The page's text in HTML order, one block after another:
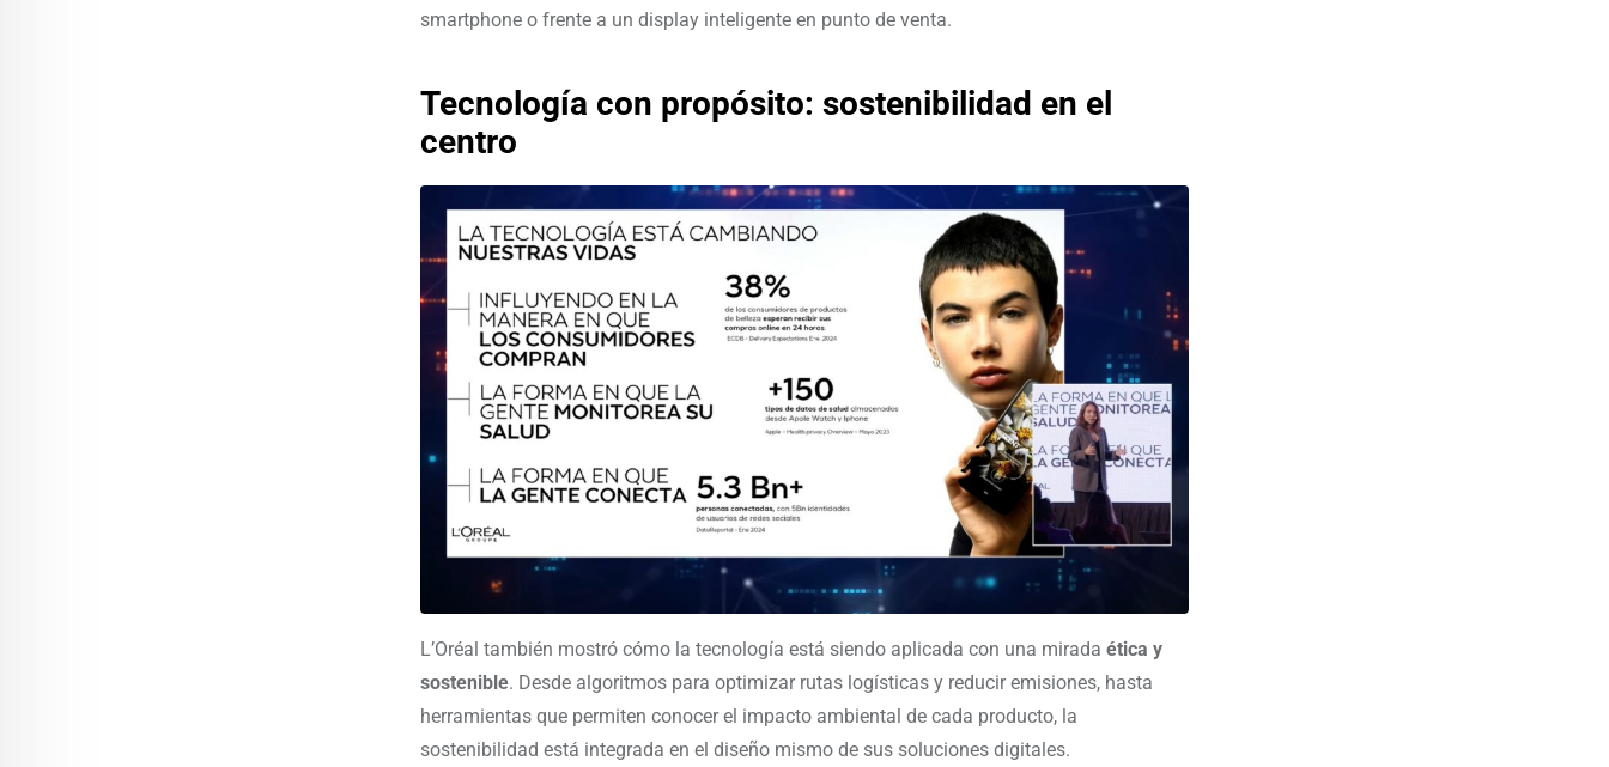
smartphone o frente a un display inteligente en punto de venta.
Tecnología con propósito: sostenibilidad en el
centro
L’Oréal también mostró cómo la tecnología está siendo aplicada con una mirada ética y
sostenible. Desde algoritmos para optimizar rutas logísticas y reducir emisiones, hasta
herramientas que permiten conocer el impacto ambiental de cada producto, la
sostenibilidad está integrada en el diseño mismo de sus soluciones digitales.